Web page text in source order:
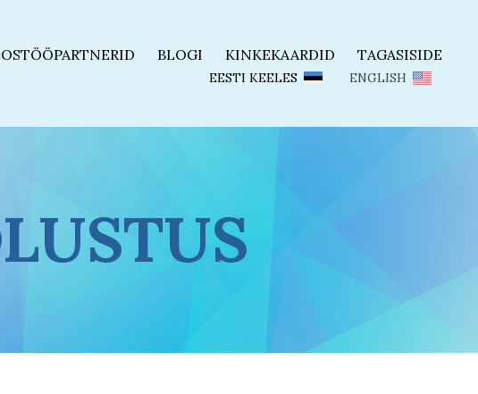
BLOGI KINKEKAARDID TAGASISIDE
EESTI KEELES ENGLISH